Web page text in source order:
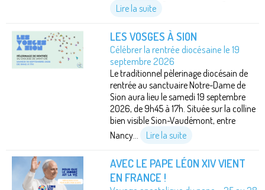
Lire la suite
LES VOSGES À SION
Célébrer la rentrée diocésaine le 19
septembre 2026
Le traditionnel pèlerinage diocésain de
rentrée au sanctuaire Notre-Dame de
Sion aura lieu le samedi 19 septembre
2026, de 9h45 à 17h. Située sur la colline
bien visible Sion-Vaudémont, entre
Nancy...
Lire la suite
AVEC LE PAPE LÉON XIV VIENT
EN FRANCE !